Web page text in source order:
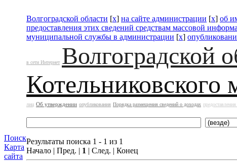
Поиск
Карта
сайта
Волгоградской области [x] на сайте администрации [x] об
предоставления этих сведений средствам массовой
муниципальной службы в администрации [x]
в сети Интернет Волгоградской
лиц Об утверждении опубликования Порядка размещения сведений о доходах
Результаты поиска 1 - 1 из 1
Начало | Пред. | 1 | След. | Конец